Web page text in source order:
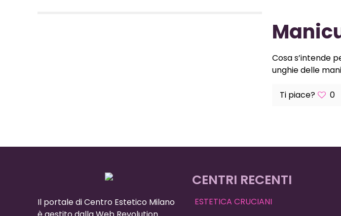
Cosa s’intende
unghie delle
Ti piace? 0
Il portale di Centro Estetico Milano
CENTRI RECENTI
ESTETICA CRUCIANI